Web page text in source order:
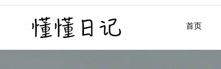
Skip
懂懂日记
懂懂日记网每天同步更新
首页